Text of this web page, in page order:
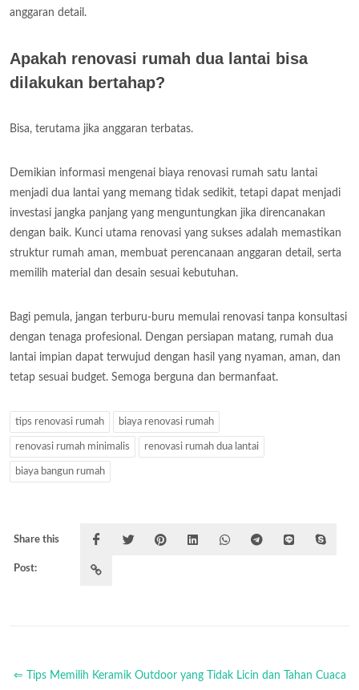
anggaran detail.
Apakah renovasi rumah dua lantai bisa
dilakukan bertahap?
Bisa, terutama jika anggaran terbatas.
Demikian informasi mengenai biaya renovasi rumah satu lantai
menjadi dua lantai yang memang tidak sedikit, tetapi dapat menjadi
investasi jangka panjang yang menguntungkan jika direncanakan
dengan baik. Kunci utama renovasi yang sukses adalah memastikan
struktur rumah aman, membuat perencanaan anggaran detail, serta
memilih material dan desain sesuai kebutuhan.
Bagi pemula, jangan terburu-buru memulai renovasi tanpa konsultasi
dengan tenaga profesional. Dengan persiapan matang, rumah dua
lantai impian dapat terwujud dengan hasil yang nyaman, aman, dan
tetap sesuai budget. Semoga berguna dan bermanfaat.
tips renovasi rumah biaya renovasi rumah
renovasi rumah minimalis renovasi rumah dua lantai
biaya bangun rumah
Share this
Post:
⇐ Tips Memilih Keramik Outdoor yang Tidak Licin dan Tahan Cuaca